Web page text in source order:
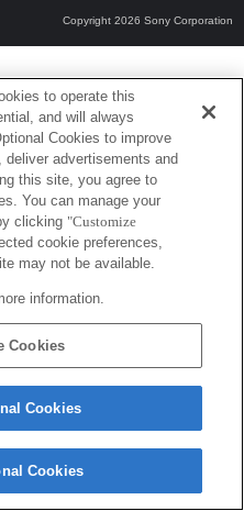
Copyright 2026 Sony Corporation
to operate this
and will always
Cookies to improve
advertisements and
this site, you agree to
You can manage your
clicking "Customize
cookie preferences,
may not be available.
information.
Cookies
Cookies
Cookies